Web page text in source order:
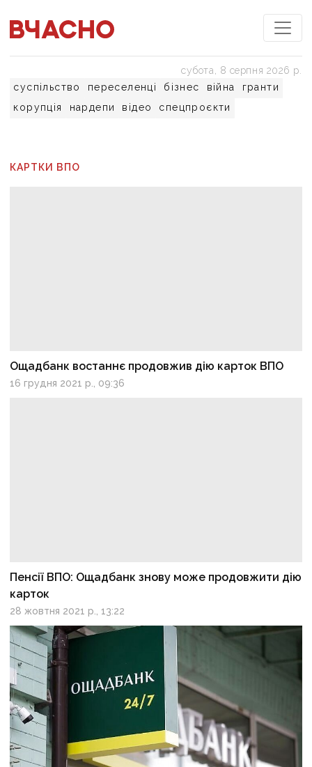
суспільство переселенці бізнес війна
гранти
корупція
нардепи відео спецпроєкти
субота, 8 серпня 2026 р.
КАРТКИ ВПО
Ощадбанк востаннє продовжив дію карток ВПО
16 грудня 2021 р., 09:36
Пенсії ВПО: Ощадбанк знову може продовжити дію
карток
28 жовтня 2021 р., 13:22